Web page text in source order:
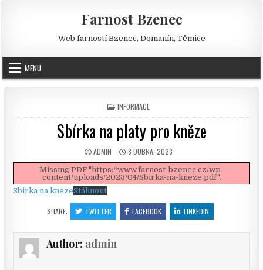
Farnost Bzenec
Web farností Bzenec, Domanín, Těmice
MENU
POSTED IN
INFORMACE
Sbírka na platy pro kněze
AUTHOR:
ADMIN PUBLISHED DATE:
8 DUBNA, 2023
Missing PDF "https://www.farnost-bzenec.cz/wp-
content/uploads/2023/04/Sbirka-na-kneze.pdf".
Sbirka na knezeStáhnout
SHARE: TWITTER FACEBOOK LINKEDIN
Author: admin